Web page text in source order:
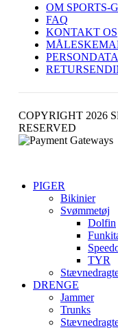
OM SPORTS-
FAQ
KONTAKT OS
COPYRIGHT 2026
RESERVED
PIGER
Bikinier
Svømmetøj
Dolfin
TYR
DRENGE
Jammer
Trunks